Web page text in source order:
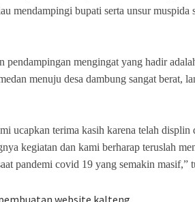
mendampingi bupati serta unsur muspida
mengingat yang hadir
menuju desa dambung sangat berat,
ucapkan terima kasih karena telah displin
kegiatan dan kami berharap teruslah
pandemi covid 19 yang semakin masif,”